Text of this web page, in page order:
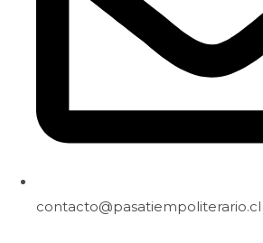
contacto@pasatiempoliterario.cl